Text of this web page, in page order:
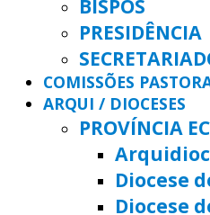
BISPOS
PRESIDÊNCIA
COMISSÕES
ARQUI / DIOCESES
PROVÍNCIA
Diocese
Diocese